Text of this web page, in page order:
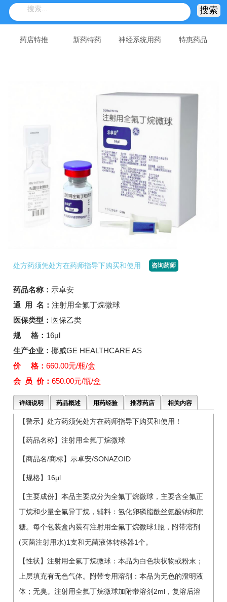
药店特推 新药特药 神经系统用药 特惠药品
处方药须凭处方在药师指导下购买和使用 咨询药师
药品名称： 示卓安
通 用 名： 注射用全氟丁烷微球
医保类型： 医保乙类
规 格： 16μl
生产企业： 挪威GE HEALTHCARE AS
价 格： 660.00元/瓶/盒
会 员 价： 650.00元/瓶/盒
详细说明 药品概述 用药经验 推荐药店 相关内容
【警示】处方药须凭处方在药师指导下购买和使用！
【药品名称】注射用全氟丁烷微球
【商品名/商标】示卓安/SONAZOID
【规格】16μl
【主要成份】本品主要成分为全氟丁烷微球，主要含全氟正
丁烷和少量全氟异丁烷，辅料：氢化卵磷脂酰丝氨酸钠和蔗
糖。每个包装盒内装有注射用全氟丁烷微球1瓶，附带溶剂
(灭菌注射用水)1支和无菌液体转移器1个。
【性状】注射用全氟丁烷微球：本品为白色块状物或粉末；
上层填充有无色气体。附带专用溶剂：本品为无色的澄明液
体；无臭。注射用全氟丁烷微球加附带溶剂2ml，复溶后溶